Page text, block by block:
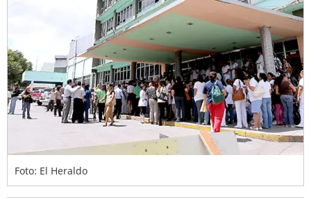
Foto: El Heraldo